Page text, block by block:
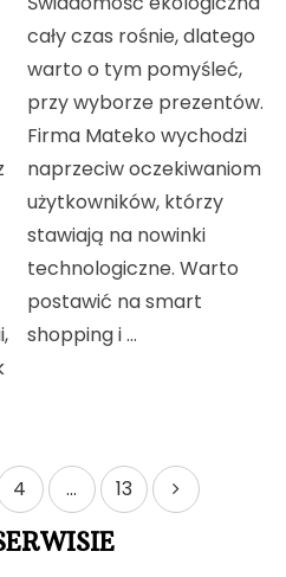
cały czas rośnie, dlatego
warto o tym pomyśleć,
przy wyborze prezentów.
Firma Mateko wychodzi
naprzeciw oczekiwaniom
użytkowników, którzy
stawiają na nowinki
technologiczne. Warto
postawić na smart
shopping i …
4 … 13